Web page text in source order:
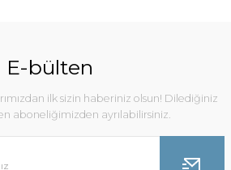
E-bülten
ilk sizin haberiniz olsun! Dilediğiniz
aboneliğimizden ayrılabilirsiniz.